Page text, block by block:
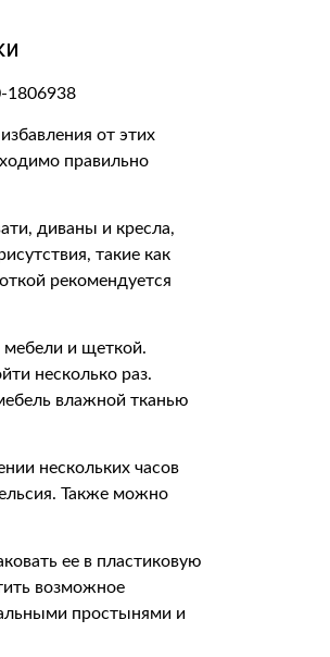
от этих
правильно
диваны и кресла,
такие как
рекомендуется
мебели и щеткой.
несколько раз.
влажной тканью
нескольких часов
Также можно
ее в пластиковую
возможное
простынями и